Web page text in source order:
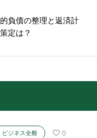
負債の整理と返済計
定は？
ビジネス全般 0